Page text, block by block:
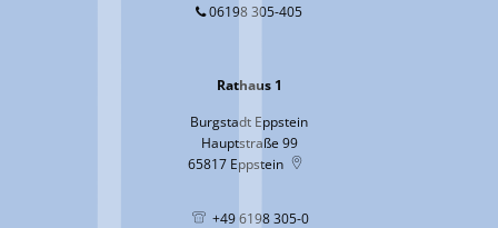
06198 305-405
Rathaus 1
Burgstadt Eppstein
Hauptstraße 99
65817 Eppstein
+49 6198 305-0